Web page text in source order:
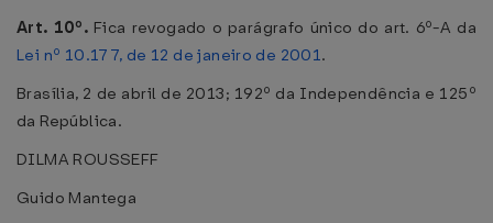
Art. 10º. Fica revogado o parágrafo único do art. 6º-A da
Lei nº 10.177, de 12 de janeiro de 2001.
Brasília, 2 de abril de 2013; 192º da Independência e 125º
da República.
DILMA ROUSSEFF
Guido Mantega